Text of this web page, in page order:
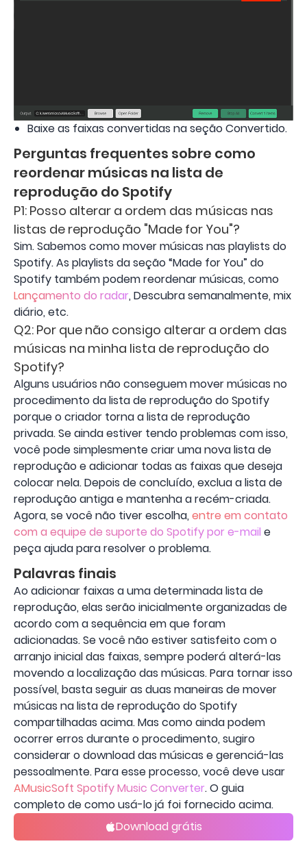
Baixe as faixas convertidas na seção Convertido.
Perguntas frequentes sobre como
reordenar músicas na lista de
reprodução do Spotify
P1: Posso alterar a ordem das músicas nas
listas de reprodução "Made for You"?
Sim. Sabemos como mover músicas nas playlists do
Spotify. As playlists da seção “Made for You” do
Spotify também podem reordenar músicas, como
Lançamento do radar, Descubra semanalmente, mix
diário, etc.
Q2: Por que não consigo alterar a ordem das
músicas na minha lista de reprodução do
Spotify?
Alguns usuários não conseguem mover músicas no
procedimento da lista de reprodução do Spotify
porque o criador torna a lista de reprodução
privada. Se ainda estiver tendo problemas com isso,
você pode simplesmente criar uma nova lista de
reprodução e adicionar todas as faixas que deseja
colocar nela. Depois de concluído, exclua a lista de
reprodução antiga e mantenha a recém-criada.
Agora, se você não tiver escolha, entre em contato
com a equipe de suporte do Spotify por e-mail e
peça ajuda para resolver o problema.
Palavras finais
Ao adicionar faixas a uma determinada lista de
reprodução, elas serão inicialmente organizadas de
acordo com a sequência em que foram
adicionadas. Se você não estiver satisfeito com o
arranjo inicial das faixas, sempre poderá alterá-las
movendo a localização das músicas. Para tornar isso
possível, basta seguir as duas maneiras de mover
músicas na lista de reprodução do Spotify
compartilhadas acima. Mas como ainda podem
ocorrer erros durante o procedimento, sugiro
considerar o download das músicas e gerenciá-las
pessoalmente. Para esse processo, você deve usar
AMusicSoft Spotify Music Converter. O guia
completo de como usá-lo já foi fornecido acima.
Download grátis